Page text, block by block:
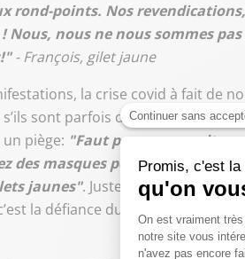
rond-points. Nos
Nous, nous ne nous sommes
- François, gilet jaune
la crise covid à fait de
sont parfois d’accord avec
piège: "Faut pas que ça soit
des masques pour ne pas
jaunes". Justement, anti-
la défiance du système,